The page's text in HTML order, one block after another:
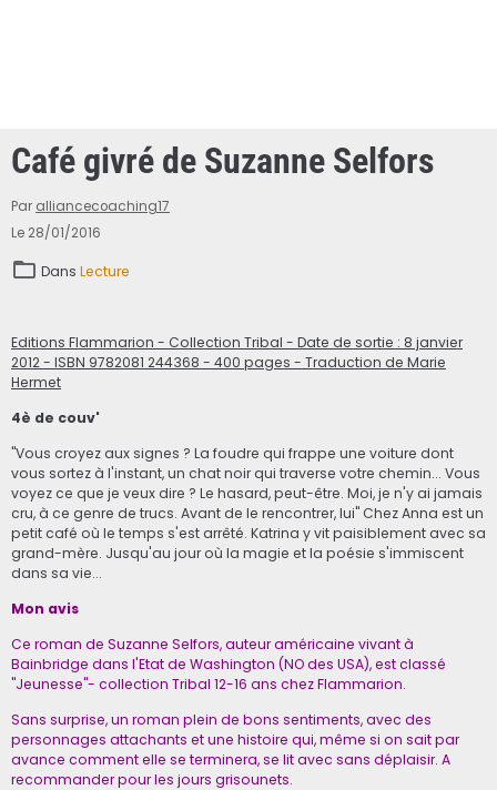
Café givré de Suzanne Selfors
Par alliancecoaching17
Le 28/01/2016
Dans Lecture
Editions Flammarion - Collection Tribal - Date de sortie : 8 janvier
2012 - ISBN 9782081 244368 - 400 pages - Traduction de Marie
Hermet
4è de couv'
"Vous croyez aux signes ? La foudre qui frappe une voiture dont
vous sortez à l'instant, un chat noir qui traverse votre chemin... Vous
voyez ce que je veux dire ? Le hasard, peut-être. Moi, je n'y ai jamais
cru, à ce genre de trucs. Avant de le rencontrer, lui" Chez Anna est un
petit café où le temps s'est arrêté. Katrina y vit paisiblement avec sa
grand-mère. Jusqu'au jour où la magie et la poésie s'immiscent
dans sa vie...
Mon avis
Ce roman de Suzanne Selfors, auteur américaine vivant à
Bainbridge dans l'Etat de Washington (NO des USA), est classé
"Jeunesse"- collection Tribal 12-16 ans chez Flammarion.
Sans surprise, un roman plein de bons sentiments, avec des
personnages attachants et une histoire qui, même si on sait par
avance comment elle se terminera, se lit avec sans déplaisir. A
recommander pour les jours grisounets.